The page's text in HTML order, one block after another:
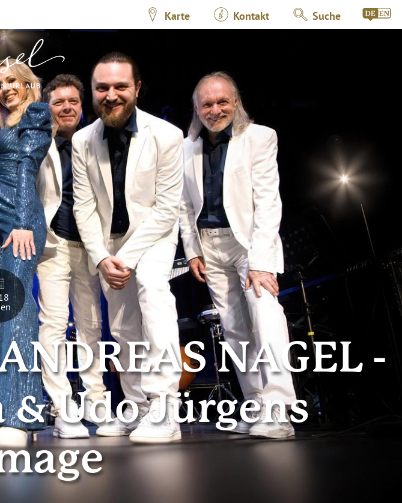
Karte Kontakt Suche
NAGEL -
Udo Jürgens